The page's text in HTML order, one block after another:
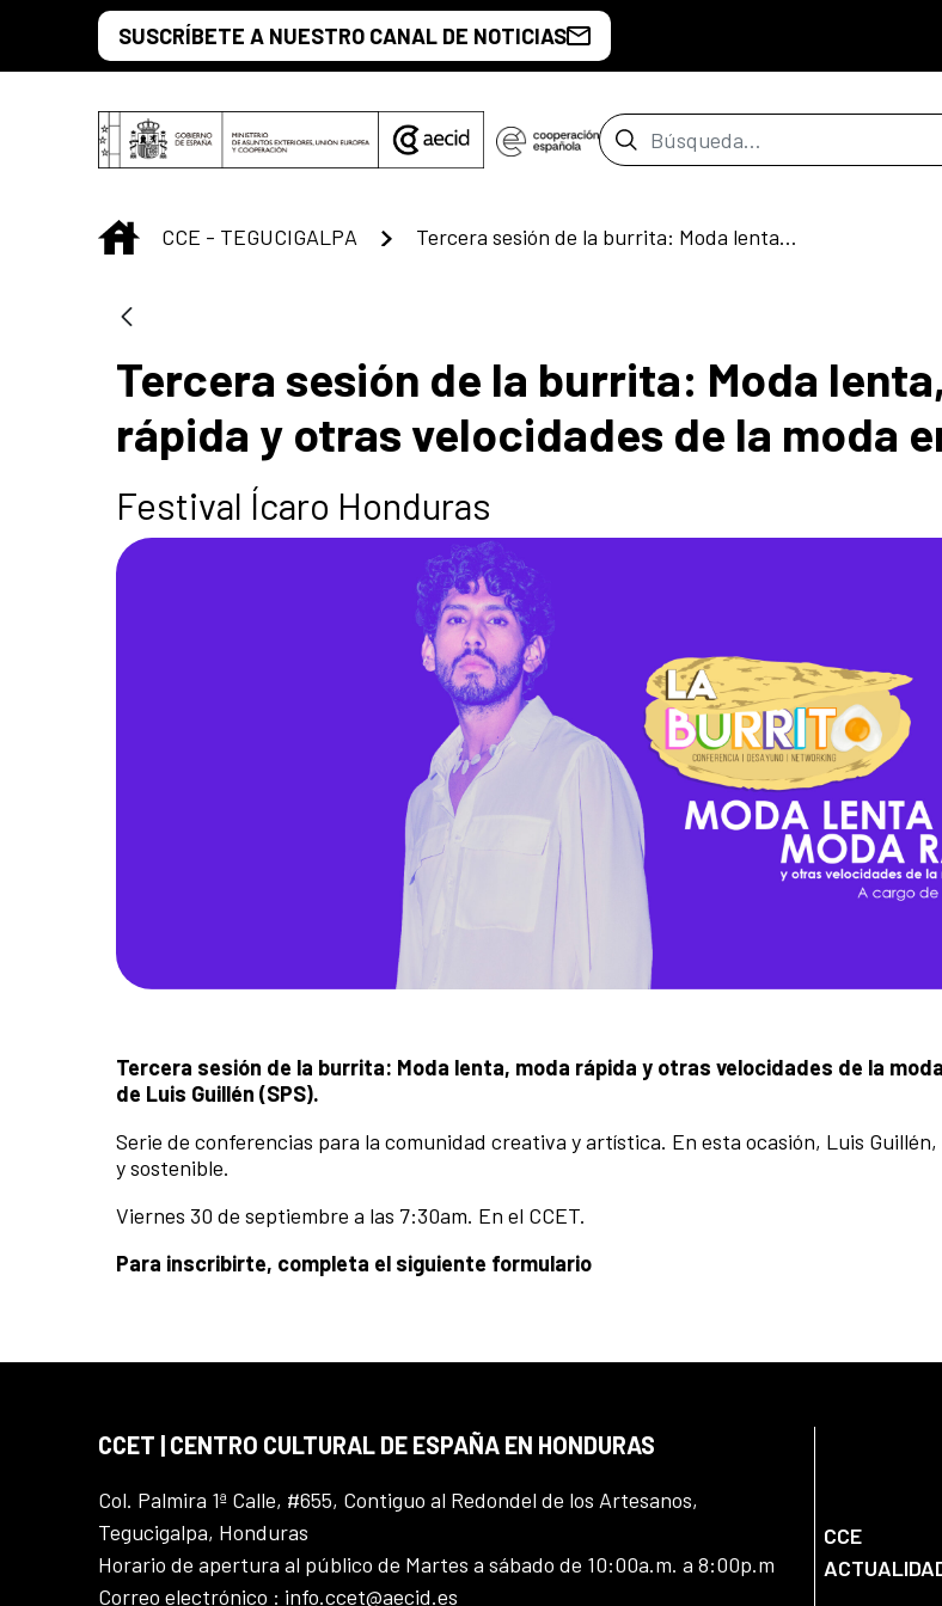
Saltar al contenido principal
SUSCRÍBETE A NUESTRO CANAL DE NOTICIAS
Barra de búsqueda
INICIO
CCE - TEGUCIGALPA Tercera sesión de la burrita: Moda lenta, moda rápida y otras velocidades de la moda en Honduras
Tercera sesión de la burrita: Moda
rápida y otras velocidades de la moda
Festival Ícaro Honduras
Tercera sesión de la burrita: Moda lenta, moda rápida y otras velocidades de la
de Luis Guillén (SPS).
Serie de conferencias para la comunidad creativa y artística. En esta ocasión, Luis
y sostenible.
Viernes 30 de septiembre a las 7:30am. En el CCET.
Para inscribirte, completa el siguiente formulario
CCET | CENTRO CULTURAL DE ESPAÑA EN HONDURAS
Col. Palmira 1ª Calle, #655, Contiguo al Redondel de los Artesanos,
Tegucigalpa, Honduras
Horario de apertura al público de Martes a sábado de 10:00a.m. a 8:00p.m
Correo electrónico : info.ccet@aecid.es
CCE